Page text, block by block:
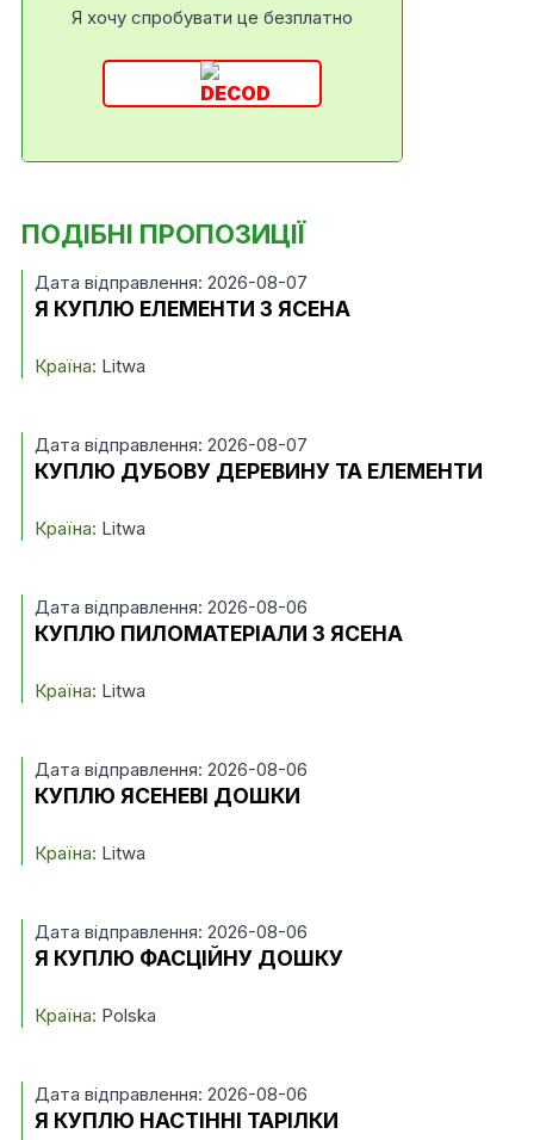
Я хочу спробувати це безплатно
ПОДІБНІ ПРОПОЗИЦІЇ
Дата відправлення: 2026-08-07
Я КУПЛЮ ЕЛЕМЕНТИ З ЯСЕНА
Країна: Litwa
Дата відправлення: 2026-08-07
КУПЛЮ ДУБОВУ ДЕРЕВИНУ ТА ЕЛЕМЕНТИ
Країна: Litwa
Дата відправлення: 2026-08-06
КУПЛЮ ПИЛОМАТЕРІАЛИ З ЯСЕНА
Країна: Litwa
Дата відправлення: 2026-08-06
КУПЛЮ ЯСЕНЕВІ ДОШКИ
Країна: Litwa
Дата відправлення: 2026-08-06
Я КУПЛЮ ФАСЦІЙНУ ДОШКУ
Країна: Polska
Дата відправлення: 2026-08-06
Я КУПЛЮ НАСТІННІ ТАРІЛКИ